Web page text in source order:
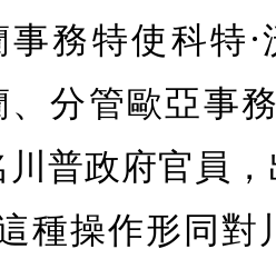
事務特使科特
、分管歐亞事
川普政府官員
種操作形同對